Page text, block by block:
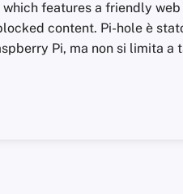
which features a friendly web
content. Pi-hole è
Pi, ma non si limita a